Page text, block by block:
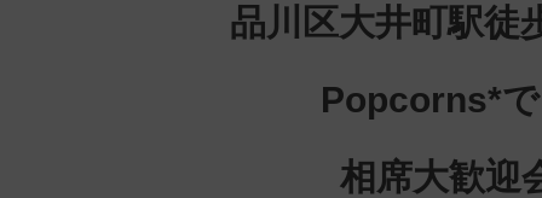
品川区大井町駅徒
Popcorns*
相席大歓迎